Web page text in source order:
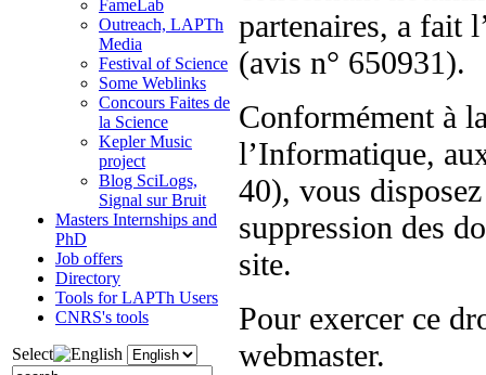
FameLab
Outreach, LAPTh
Media
Festival of Science
Some Weblinks
Concours Faites de
la Science
Kepler Music
project
Blog SciLogs,
Signal sur Bruit
Masters Internships and
PhD
Job offers
Directory
Tools for LAPTh Users
CNRS's tools
Select
partenaires, a fait
(avis n° 650931).
Conformément à
l’Informatique,
40), vous
suppression des
site.
Pour exercer ce
webmaster.